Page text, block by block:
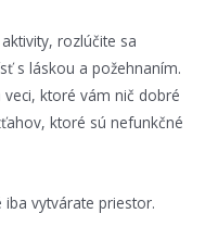
rozlúčite sa
s láskou a požehnaním.
ktoré vám nič dobré
ktoré sú nefunkčné
vytvárate priestor.